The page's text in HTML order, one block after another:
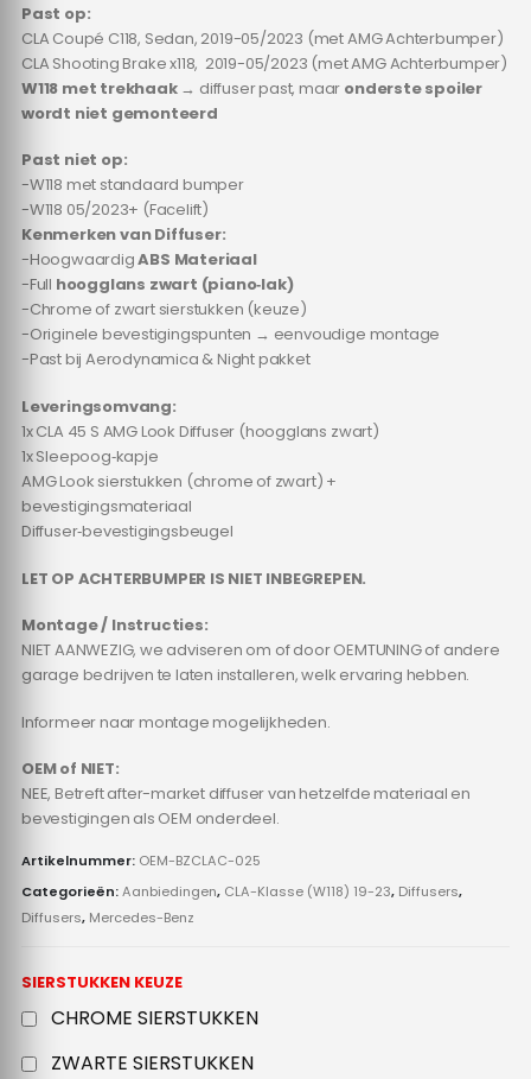
Past op:
CLA Coupé C118, Sedan, 2019-05/2023 (met AMG Achterbumper)
CLA Shooting Brake x118, 2019-05/2023 (met AMG Achterbumper)
W118 met trekhaak→ diffuser past, maar onderste spoiler
wordt niet gemonteerd
Past niet op:
-W118 met standaard bumper
-W118 05/2023+ (Facelift)
Kenmerken van Diffuser:
-HoogwaardigABS Materiaal
-Full hoogglans zwart (piano‑lak)
-Chrome of zwart sierstukken (keuze)
-Originele bevestigingspunten → eenvoudige montage
-Past bij Aerodynamica & Night pakket
Leveringsomvang:
1x CLA 45 S AMG Look Diffuser (hoogglans zwart)
1x Sleepoog‑kapje
AMG Look sierstukken (chrome of zwart) +
bevestigingsmateriaal
Diffuser‑bevestigingsbeugel
LET OP ACHTERBUMPER IS NIET INBEGREPEN.
Montage / Instructies:
NIET AANWEZIG, we adviseren om of door OEMTUNING of andere
garage bedrijven te laten installeren, welk ervaring hebben.
Informeer naar montage mogelijkheden.
OEM of NIET:
NEE, Betreft after-market diffuser van hetzelfde materiaal en
bevestigingen als OEM onderdeel.
Artikelnummer: OEM-BZCLAC-025
Categorieën:Aanbiedingen, CLA-Klasse (W118) 19-23, Diffusers,
Diffusers, Mercedes-Benz
SIERSTUKKEN KEUZE
CHROME SIERSTUKKEN
ZWARTE SIERSTUKKEN